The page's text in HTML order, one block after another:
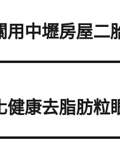
用中壢房屋二
健康去脂肪粒